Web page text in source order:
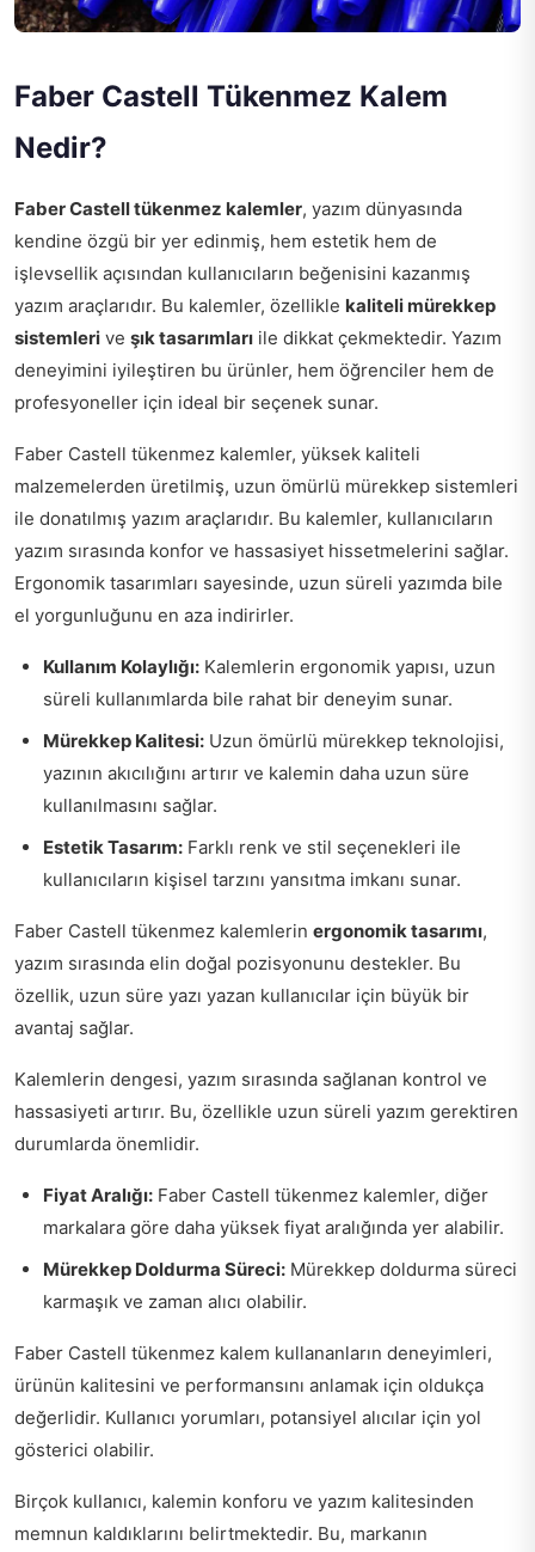
Faber Castell Tükenmez Kalem
Nedir?
Faber Castell tükenmez kalemler, yazım dünyasında
kendine özgü bir yer edinmiş, hem estetik hem de
işlevsellik açısından kullanıcıların beğenisini kazanmış
yazım araçlarıdır. Bu kalemler, özellikle kaliteli mürekkep
sistemleri ve şık tasarımları ile dikkat çekmektedir. Yazım
deneyimini iyileştiren bu ürünler, hem öğrenciler hem de
profesyoneller için ideal bir seçenek sunar.
Faber Castell tükenmez kalemler, yüksek kaliteli
malzemelerden üretilmiş, uzun ömürlü mürekkep sistemleri
ile donatılmış yazım araçlarıdır. Bu kalemler, kullanıcıların
yazım sırasında konfor ve hassasiyet hissetmelerini sağlar.
Ergonomik tasarımları sayesinde, uzun süreli yazımda bile
el yorgunluğunu en aza indirirler.
Kullanım Kolaylığı: Kalemlerin ergonomik yapısı, uzun
süreli kullanımlarda bile rahat bir deneyim sunar.
Mürekkep Kalitesi: Uzun ömürlü mürekkep teknolojisi,
yazının akıcılığını artırır ve kalemin daha uzun süre
kullanılmasını sağlar.
Estetik Tasarım: Farklı renk ve stil seçenekleri ile
kullanıcıların kişisel tarzını yansıtma imkanı sunar.
Faber Castell tükenmez kalemlerin ergonomik tasarımı,
yazım sırasında elin doğal pozisyonunu destekler. Bu
özellik, uzun süre yazı yazan kullanıcılar için büyük bir
avantaj sağlar.
Kalemlerin dengesi, yazım sırasında sağlanan kontrol ve
hassasiyeti artırır. Bu, özellikle uzun süreli yazım gerektiren
durumlarda önemlidir.
Fiyat Aralığı: Faber Castell tükenmez kalemler, diğer
markalara göre daha yüksek fiyat aralığında yer alabilir.
Mürekkep Doldurma Süreci: Mürekkep doldurma süreci
karmaşık ve zaman alıcı olabilir.
Faber Castell tükenmez kalem kullananların deneyimleri,
ürünün kalitesini ve performansını anlamak için oldukça
değerlidir. Kullanıcı yorumları, potansiyel alıcılar için yol
gösterici olabilir.
Birçok kullanıcı, kalemin konforu ve yazım kalitesinden
memnun kaldıklarını belirtmektedir. Bu, markanın